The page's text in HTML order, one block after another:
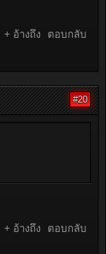
+ อ้างถึง ตอบกลับ
#20
+ อ้างถึง ตอบกลับ